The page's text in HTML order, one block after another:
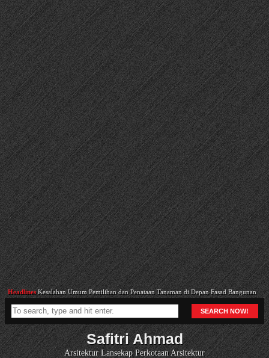
Headlines Kesalahan Umum Pemilihan dan Penataan Tanaman di Depan Fasad Bangunan
Headlines42. Murid bab 8d Kemas Ridwan Kurniawan-2
HeadlinesRumah Wisnu
HeadlinesTaman Bermain yang Diinginkan Anak
Headlines 98. Reka-Reka Karakter Karya Gunawan Tjahjono bab 22d
HeadlinesKesalahan Umum Pemilihan dan Penataan Tanaman di Depan Fasad Bangunan
SEARCH NOW!
Safitri Ahmad
Arsitektur Lansekap Perkotaan Arsitektur